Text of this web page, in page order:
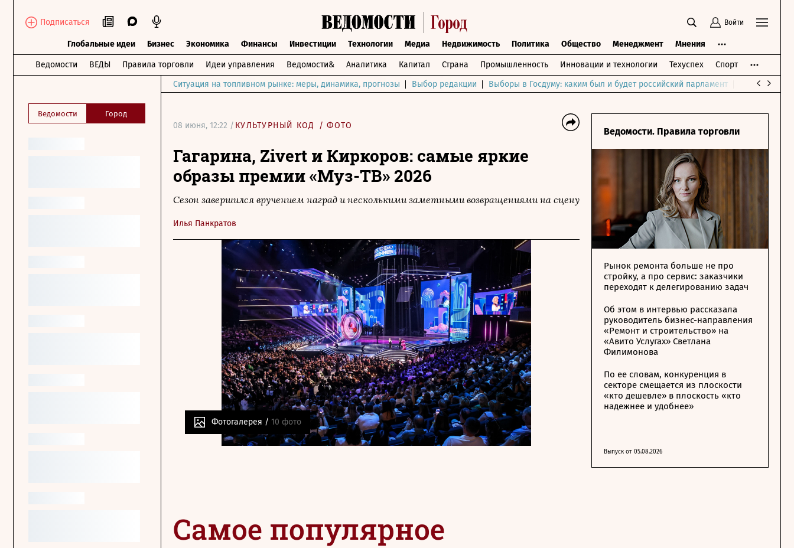
Подписаться Войти
Глобальные идеи Бизнес Экономика Финансы Инвестиции Технологии Медиа Недвижимость Политика Общество Менеджмент Мнения
Ведомости ВЕДЫ Правила торговли Идеи управления Ведомости& Аналитика Капитал Страна Промышленность Инновации и технологии Техуспех Спорт
Ведомости Город
Ситуация на топливном рынке: меры, динамика, прогнозы Выбор редакции Выборы в Госдуму: каким был и будет российский парламент Война на
08 июня, 12:22 / КУЛЬТУРНЫЙ КОД /ФОТО
Гагарина, Zivert и Киркоров: самые яркие
образы премии «Муз-ТВ» 2026
Сезон завершился вручением наград и несколькими заметными возвращениями на сцену
Илья Панкратов
Фотогалерея / 10 фото
Ведомости. Правила торговли
Рынок ремонта больше не про
стройку, а про сервис: заказчики
переходят к делегированию задач
Об этом в интервью рассказала
руководитель бизнес-направления
«Ремонт и строительство» на
«Авито Услугах» Светлана
Филимонова
По ее словам, конкуренция в
секторе смещается из плоскости
«кто дешевле» в плоскость «кто
надежнее и удобнее»
Выпуск от 05.08.2026
Самое популярное